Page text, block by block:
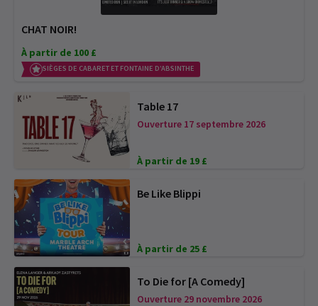
CHAT NOIR!
À partir de 100 £
SIÈGES DE CABARET ET FONTAINE D’ABSINTHE
Table 17
Ouverture 17 septembre 2026
À partir de 19 £
Be Like Blippi
À partir de 25 £
To Die for [A Comedy]
Ouverture 29 novembre 2026